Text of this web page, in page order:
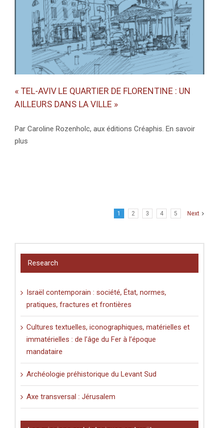
« TEL-AVIV LE QUARTIER DE FLORENTINE : UN
AILLEURS DANS LA VILLE »
Par Caroline Rozenholc, aux éditions Créaphis. En savoir
plus
1 2 3 4 5 Next
Research
Israël contemporain : société, État, normes,
pratiques, fractures et frontières
Cultures textuelles, iconographiques, matérielles et
immatérielles : de l’âge du Fer à l’époque
mandataire
Archéologie préhistorique du Levant Sud
Axe transversal : Jérusalem